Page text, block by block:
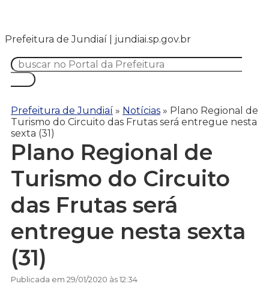
Prefeitura de Jundiaí | jundiai.sp.gov.br
Prefeitura de Jundiaí » Notícias » Plano Regional de
Turismo do Circuito das Frutas será entregue nesta
sexta (31)
Plano Regional de
Turismo do Circuito
das Frutas será
entregue nesta sexta
(31)
Publicada em 29/01/2020 às 12:34